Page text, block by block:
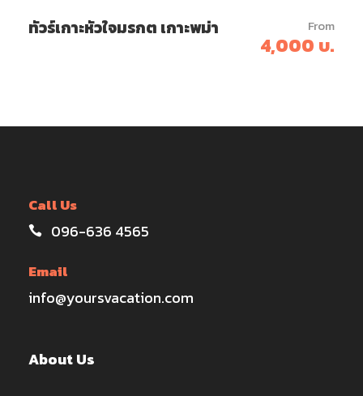
ทัวร์เกาะหัวใจมรกต เกาะพม่า From
4,000 บ.
Call Us
096-636 4565
Email
info@yoursvacation.com
About Us